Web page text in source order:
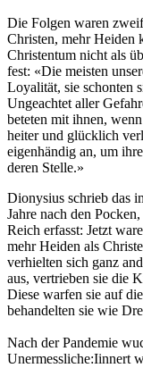
Die Folgen waren
Christen, mehr Heiden
Christentum nicht als
fest: «Die meisten
Loyalität, sie schonten
Ungeachtet aller
beteten mit ihnen,
heiter und glücklich
eigenhändig an, um
deren Stelle.»
Dionysius schrieb das
Jahre nach den
Reich erfasst: Jetzt
mehr Heiden als
verhielten sich ganz
aus, vertrieben sie die
Diese warfen sie auf
behandelten sie wie
Nach der Pandemie
Unermessliche:Iinnert